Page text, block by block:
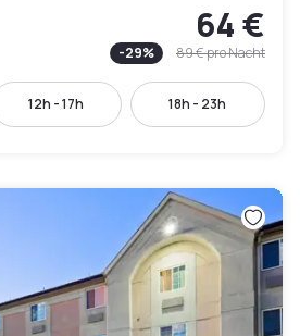
64 €
-29% 89 €pro Nacht
12h - 17h 18h - 23h